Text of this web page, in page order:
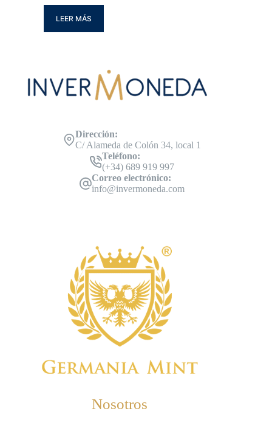
LEER MÁS
Dirección:
C/ Alameda de Colón 34, local 1
Teléfono:
(+34) 689 919 997
Correo electrónico:
info@invermoneda.com
Nosotros